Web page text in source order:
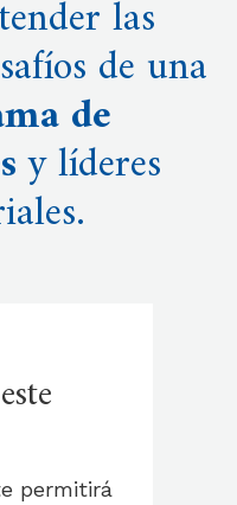
las
de una
de
y líderes
permitirá